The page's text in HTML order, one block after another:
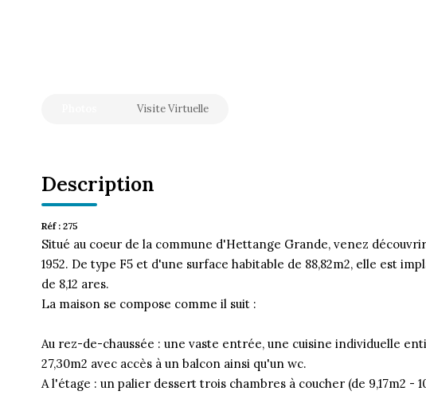
Visite Virtuelle
Description
Réf : 275
Situé au coeur de la commune d'Hettange Grande, venez
1952. De type F5 et d'une surface habitable de 88,82m2, elle est
de 8,12 ares.
La maison se compose comme il suit :
Au rez-de-chaussée : une vaste entrée, une cuisine individuelle
27,30m2 avec accès à un balcon ainsi qu'un wc.
A l'étage : un palier dessert trois chambres à coucher (de 9,17m2 -